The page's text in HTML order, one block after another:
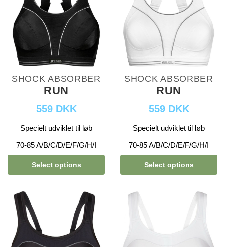
SHOCK ABSORBER
RUN
559 DKK
Specielt udviklet til løb
70-85 A/B/C/D/E/F/G/H/I
Select options
SHOCK ABSORBER
RUN
559 DKK
Specielt udviklet til løb
70-85 A/B/C/D/E/F/G/H/I
Select options